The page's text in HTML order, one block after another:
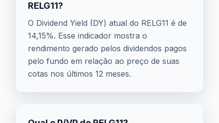
RELG11?
O Dividend Yield (DY) atual do RELG11 é de
14,15%. Esse indicador mostra o
rendimento gerado pelos dividendos pagos
pelo fundo em relação ao preço de suas
cotas nos últimos 12 meses.